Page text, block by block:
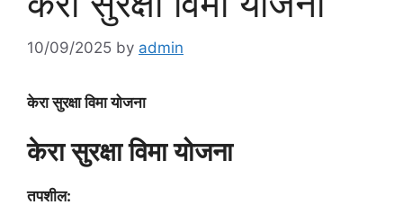
10/09/2025 by admin
केरा सुरक्षा विमा योजना
केरा सुरक्षा विमा योजना
तपशील: